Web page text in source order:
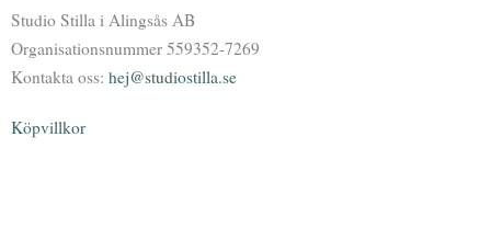
Studio Stilla i Alingsås AB
Organisationsnummer 559352-7269
Kontakta oss: hej@studiostilla.se
Köpvillkor